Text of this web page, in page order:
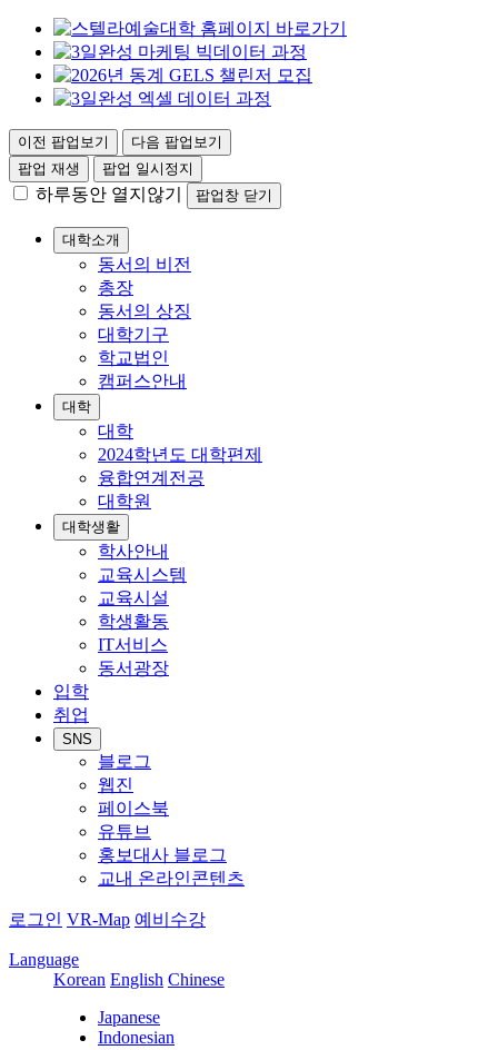
이전 팝업보기
다음 팝업보기
팝업 재생
팝업 일시정지
하루동안 열지않기 팝업창 닫기
대학소개
동서의 비전
총장
동서의 상징
대학기구
학교법인
캠퍼스안내
대학
대학
2024학년도 대학편제
융합연계전공
대학원
대학생활
학사안내
교육시스템
교육시설
학생활동
IT서비스
동서광장
입학
취업
SNS
블로그
웹진
페이스북
유튜브
홍보대사 블로그
교내 온라인콘텐츠
로그인 VR-Map 예비수강
Language
Korean English Chinese
Japanese
Indonesian